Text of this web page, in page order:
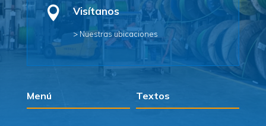
 Visítanos
> Nuestras ubicaciones
Menú Textos